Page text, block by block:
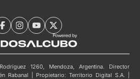
1260, Mendoza, Argentina. Director
Rabanal | Propietario: Territorio Digital S.A. |